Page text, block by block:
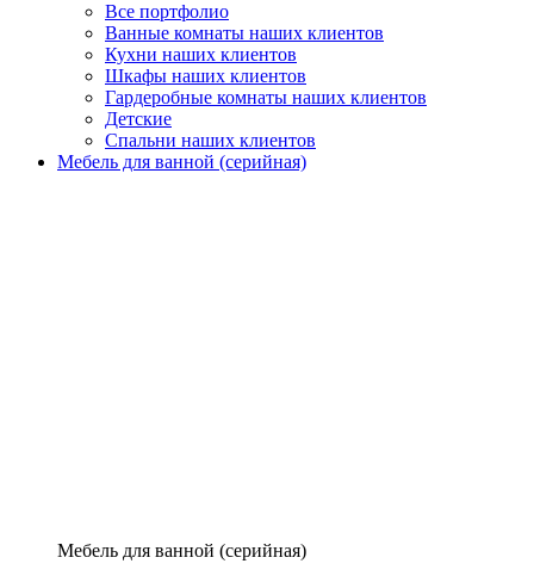
Все портфолио
Ванные комнаты наших клиентов
Кухни наших клиентов
Шкафы наших клиентов
Гардеробные комнаты наших клиентов
Детские
Спальни наших клиентов
Мебель для ванной (серийная)
Мебель для ванной (серийная)